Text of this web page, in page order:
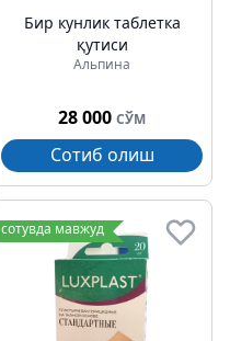
Бир кунлик таблетка
қутиси
Альпина
28 000 СЎМ
Сотиб олиш
сотувда мавжуд